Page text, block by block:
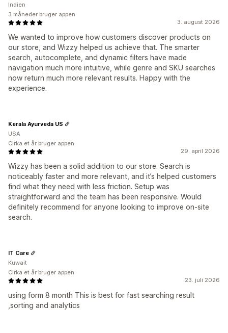
3. august 2026
We wanted to improve how customers discover products on
our store, and Wizzy helped us achieve that. The smarter
search, autocomplete, and dynamic filters have made
navigation much more intuitive, while genre and SKU searches
now return much more relevant results. Happy with the
experience.
Indien
3 måneder bruger appen
29. april 2026
Wizzy has been a solid addition to our store. Search is
noticeably faster and more relevant, and it’s helped customers
find what they need with less friction. Setup was
straightforward and the team has been responsive. Would
definitely recommend for anyone looking to improve on-site
search.
Kerala Ayurveda US
USA
Cirka et år bruger appen
23. juli 2026
using form 8 month This is best for fast searching result
,sorting and analytics
IT Care
Kuwait
Cirka et år bruger appen